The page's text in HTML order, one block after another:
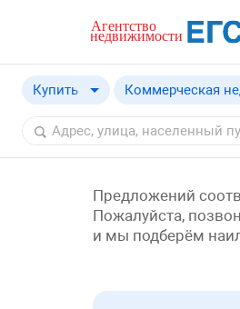
Купить
Купить
Снять
Коммерческая
Предложений
Пожалуйста,
и мы подберём